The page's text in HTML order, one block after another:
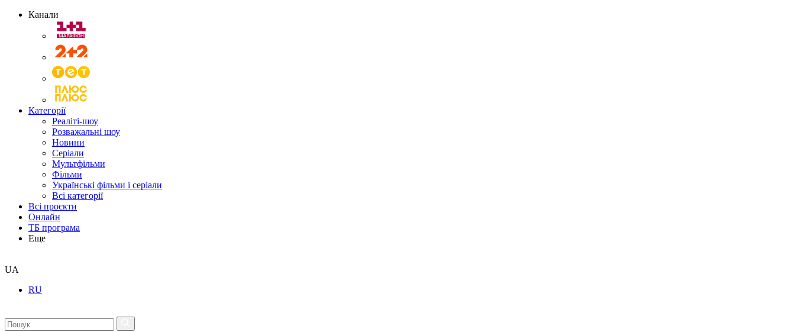
Канали
Категорії
Реаліті-шоу
Розважальні шоу
Новини
Серіали
Мультфільми
Фільми
Українські фільми і серіали
Всі категорії
Всі проєкти
Онлайн
ТБ програма
Еще
UA
RU